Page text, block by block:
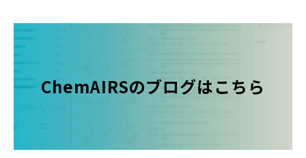
ChemAIRSのブログはこちら